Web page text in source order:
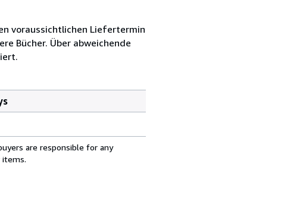
voraussichtlichen Liefertermin
Bücher. Über abweichende
are responsible for any
items.